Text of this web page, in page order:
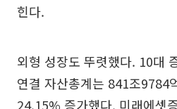
힌다.
외형 성장도 뚜렷했다. 10대
연결 자산총계는 841조9784
24.15% 증가했다. 미래에셋